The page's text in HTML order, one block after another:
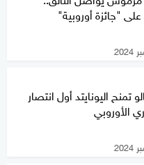
"جائزة أوروبية"
تمنح اليونايتد أول انتصار
الأوروبي